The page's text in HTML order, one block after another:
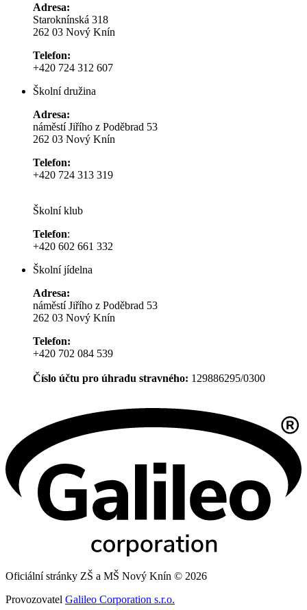
Adresa:
Staroknínská 318
262 03 Nový Knín
Telefon:
+420 724 312 607
Školní družina
Adresa:
náměstí Jiřího z Poděbrad 53
262 03 Nový Knín
Telefon:
+420 724 313 319
Školní klub
Telefon:
+420 602 661 332
Školní jídelna
Adresa:
náměstí Jiřího z Poděbrad 53
262 03 Nový Knín
Telefon:
+420 702 084 539
Číslo účtu pro úhradu stravného: 129886295/0300
Oficiální stránky ZŠ a MŠ Nový Knín © 2026
Provozovatel Galileo Corporation s.r.o.